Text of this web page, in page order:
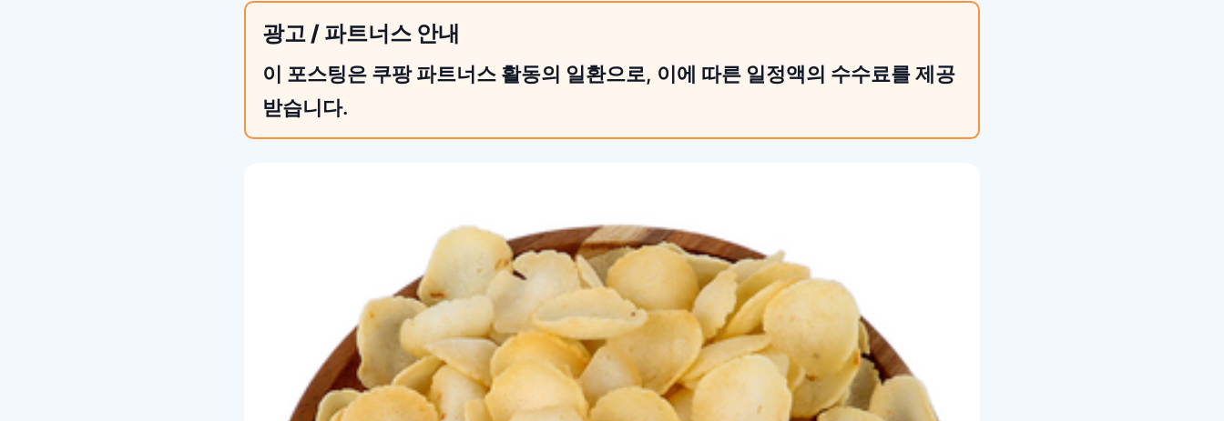
광고 / 파트너스 안내
이 포스팅은 쿠팡 파트너스 활동의 일환으로, 이에 따른 일정액의 수수료를 제공
받습니다.